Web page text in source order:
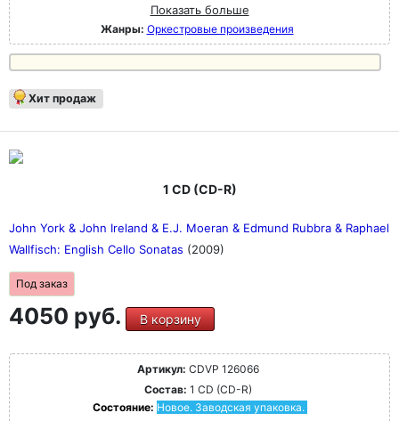
Показать больше
Жанры: Оркестровые произведения
Хит продаж
1 CD (CD-R)
John York & John Ireland & E.J. Moeran & Edmund Rubbra & Raphael
Wallfisch: English Cello Sonatas (2009)
Под заказ
4050 руб. В корзину
Артикул: CDVP 126066
Состав: 1 CD (CD-R)
Состояние: Новое. Заводская упаковка.